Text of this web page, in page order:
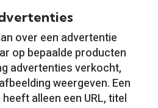
over een advertentie
op bepaalde producten
advertenties verkocht,
weergeven. Een
alleen een URL, titel